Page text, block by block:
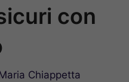
con
Chiappetta